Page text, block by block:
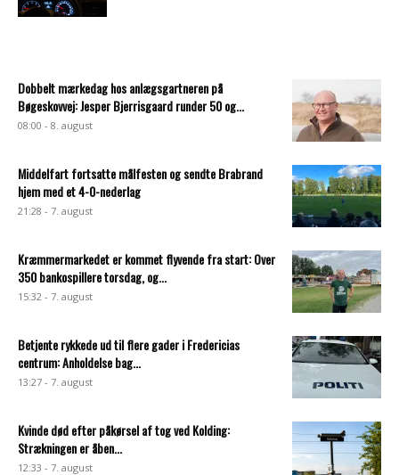
Dobbelt mærkedag hos anlægsgartneren på
Bøgeskovvej: Jesper Bjerrisgaard runder 50 og...
08:00 - 8. august
Middelfart fortsatte målfesten og sendte Brabrand
hjem med et 4-0-nederlag
21:28 - 7. august
Kræmmermarkedet er kommet flyvende fra start: Over
350 bankospillere torsdag, og...
15:32 - 7. august
Betjente rykkede ud til flere gader i Fredericias
centrum: Anholdelse bag...
13:27 - 7. august
Kvinde død efter påkørsel af tog ved Kolding:
Strækningen er åben...
12:33 - 7. august